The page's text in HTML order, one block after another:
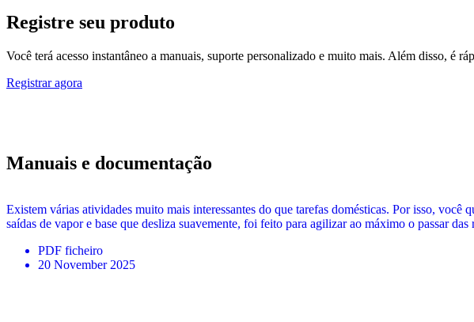
Registre seu produto
Você terá acesso instantâneo a manuais, suporte personalizado e muito mais. Além disso, é
Registrar agora
Manuais e documentação
Existem várias atividades muito mais interessantes do que tarefas domésticas. Por isso,
saídas de vapor e base que desliza suavemente, foi feito para agilizar ao máximo o passar das
PDF ficheiro
20 November 2025